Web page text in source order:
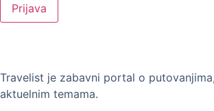
Prijava
Travelist je zabavni portal o
aktuelnim temama.